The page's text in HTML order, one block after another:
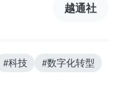
越通社
#科技
#数字化转型